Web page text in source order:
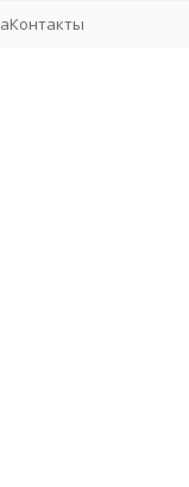
Контакты